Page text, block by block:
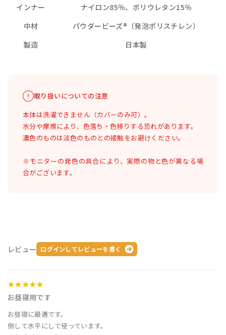
インナー
ナイロン85％、ポリウレタン15％
中材
パウダービーズ®（発泡ポリスチレン）
製造
日本製
取り扱いについての注意
本体は洗濯できません（カバーのみ可）。
水分や摩擦により、色落ち・色移りする恐れがあります。
濃色のものは淡色のものとの接触をお避けください。
※モニターの発色の具合により、実際の物と色が異なる場
合がございます。
レビュー ログインしてレビューを書く
お昼寝用です
★★★★★
お昼寝に最適です。
倒して水平にして使っています。